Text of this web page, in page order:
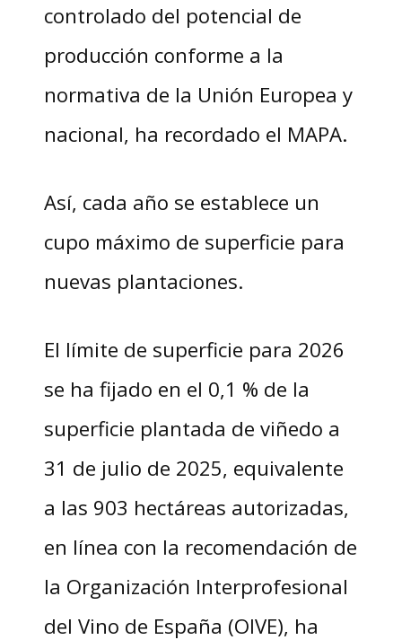
controlado del potencial de
producción conforme a la
normativa de la Unión Europea y
nacional, ha recordado el MAPA.
Así, cada año se establece un
cupo máximo de superficie para
nuevas plantaciones.
El límite de superficie para 2026
se ha fijado en el 0,1 % de la
superficie plantada de viñedo a
31 de julio de 2025, equivalente
a las 903 hectáreas autorizadas,
en línea con la recomendación de
la Organización Interprofesional
del Vino de España (OIVE), ha